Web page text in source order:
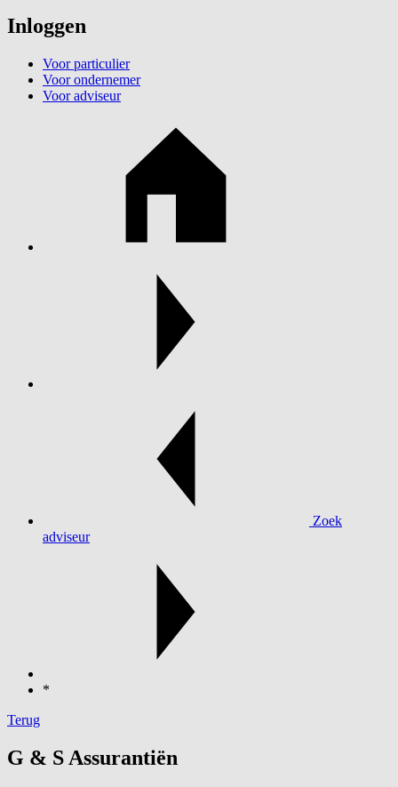
Inloggen
Voor particulier
Voor ondernemer
Voor adviseur
Zoek
adviseur
*
Terug
G & S Assurantiën